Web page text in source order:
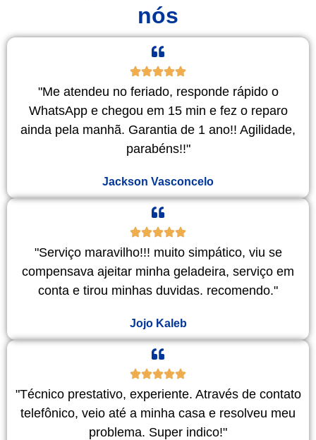
nós
"Me atendeu no feriado, responde rápido o
WhatsApp e chegou em 15 min e fez o reparo
ainda pela manhã. Garantia de 1 ano!! Agilidade,
parabéns!!"
Jackson Vasconcelo
"Serviço maravilho!!! muito simpático, viu se
compensava ajeitar minha geladeira, serviço em
conta e tirou minhas duvidas. recomendo."
Jojo Kaleb
"Técnico prestativo, experiente. Através de contato
telefônico, veio até a minha casa e resolveu meu
problema. Super indico!"